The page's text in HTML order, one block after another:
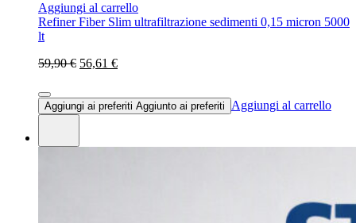
Aggiungi al carrello
Refiner Fiber Slim ultrafiltrazione sedimenti 0,15 micron 5000
lt
59,90 € 56,61 €
Aggiungi ai preferiti Aggiunto ai preferiti Aggiungi al carrello